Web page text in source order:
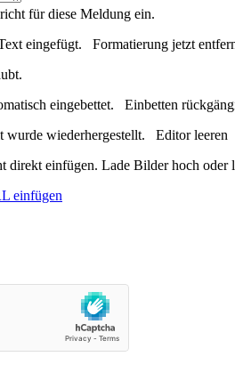
für diese Meldung ein.
eingefügt. Formatierung jetzt
eingebettet. Einbetten
wurde wiederhergestellt. Editor leeren
direkt einfügen. Lade Bilder hoch oder
einfügen